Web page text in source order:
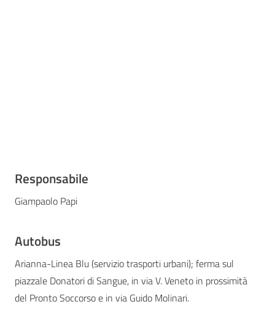
Responsabile
Giampaolo Papi
Autobus
Arianna-Linea Blu (servizio trasporti urbani); ferma sul
piazzale Donatori di Sangue, in via V. Veneto in prossimità
del Pronto Soccorso e in via Guido Molinari.